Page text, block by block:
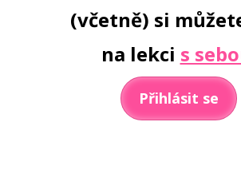
(včetně) si
na lekci s
Přihlásit se